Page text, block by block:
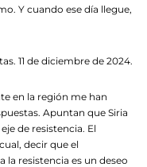
Y cuando ese día llegue,
11 de diciembre de 2024.
en la región me han
Apuntan que Siria
de resistencia. El
decir que el
la resistencia es un deseo